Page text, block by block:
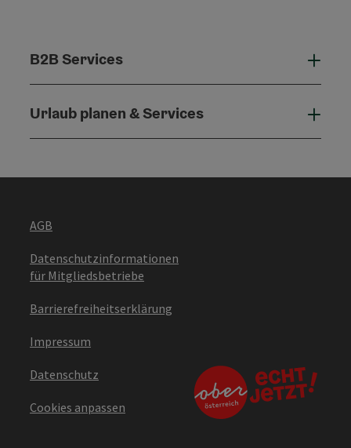
B2B Services
Urlaub planen & Services
AGB
Datenschutzinformationen
für Mitgliedsbetriebe
Barrierefreiheitserklärung
Impressum
Datenschutz
Cookies anpassen